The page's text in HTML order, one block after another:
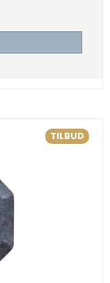
TILBUD